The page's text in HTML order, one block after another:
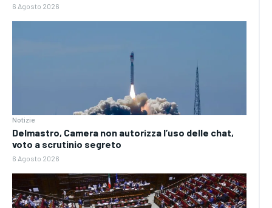
6 Agosto 2026
Notizie
Delmastro, Camera non autorizza l’uso delle chat,
voto a scrutinio segreto
6 Agosto 2026